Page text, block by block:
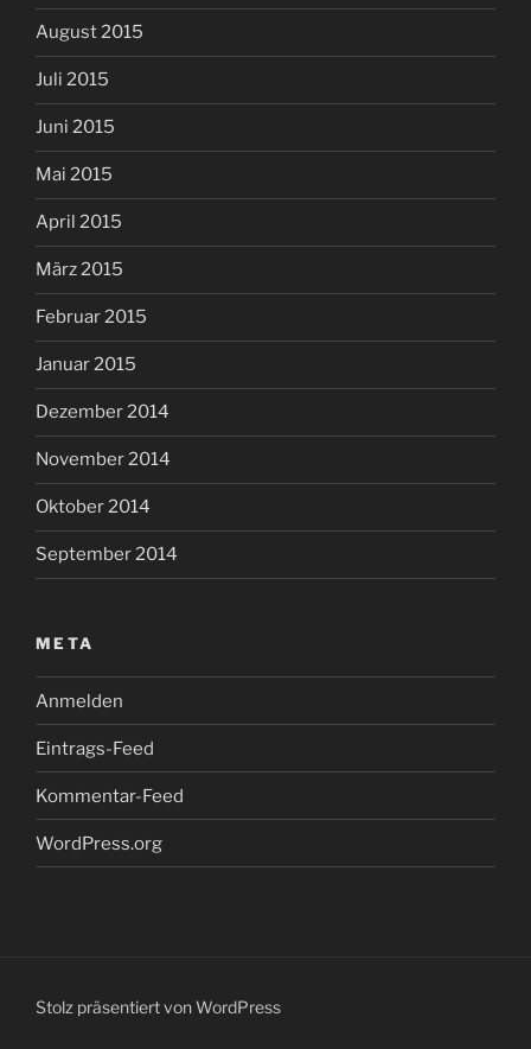
August 2015
Juli 2015
Juni 2015
Mai 2015
April 2015
März 2015
Februar 2015
Januar 2015
Dezember 2014
November 2014
Oktober 2014
September 2014
META
Anmelden
Eintrags-Feed
Kommentar-Feed
WordPress.org
Stolz präsentiert von WordPress